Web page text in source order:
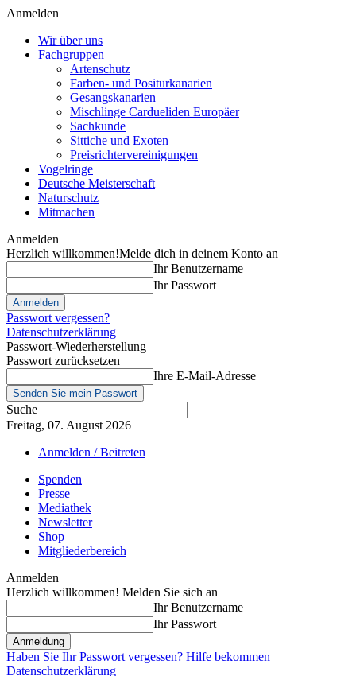
Anmelden
Wir über uns
Fachgruppen
Artenschutz
Farben- und Positurkanarien
Gesangskanarien
Mischlinge Cardueliden Europäer
Sachkunde
Sittiche und Exoten
Preisrichtervereinigungen
Vogelringe
Deutsche Meisterschaft
Naturschutz
Mitmachen
Anmelden
Herzlich willkommen!Melde dich in deinem Konto an
Ihr Benutzername
Ihr Passwort
Passwort vergessen?
Datenschutzerklärung
Passwort-Wiederherstellung
Passwort zurücksetzen
Ihre E-Mail-Adresse
Suche
Freitag, 07. August 2026
Anmelden / Beitreten
Spenden
Presse
Mediathek
Newsletter
Shop
Mitgliederbereich
Anmelden
Herzlich willkommen! Melden Sie sich an
Ihr Benutzername
Ihr Passwort
Haben Sie Ihr Passwort vergessen? Hilfe bekommen
Datenschutzerklärung